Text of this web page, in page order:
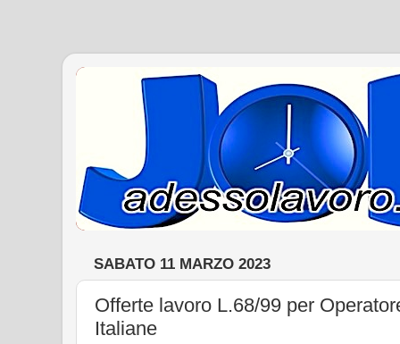
SABATO 11 MARZO 2023
Offerte lavoro L.68/99 per
Italiane